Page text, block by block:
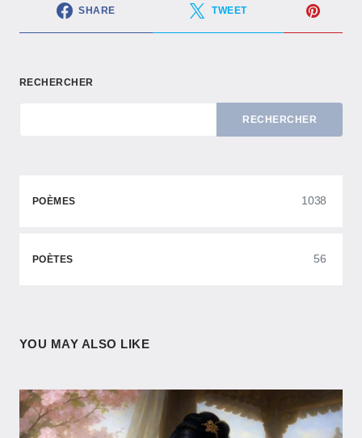
SHARE TWEET
RECHERCHER
RECHERCHER
POÈMES 1038
POÈTES 56
YOU MAY ALSO LIKE